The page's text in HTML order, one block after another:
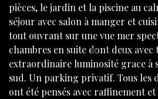
pièces, le jardin et la piscine au
séjour avec salon à manger et
tout ouvrant sur une vue mer
chambres en suite dont deux avec
extraordinaire luminosité grace à
sud. Un parking privatif. Tous les
ont été pensés avec raffinement et